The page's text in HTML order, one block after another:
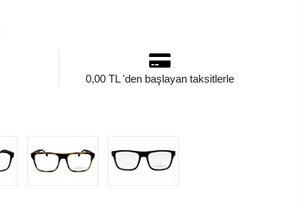
0,00 TL 'den başlayan taksitlerle